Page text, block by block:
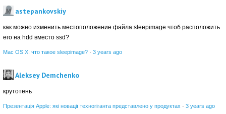
astepankovskiy
как можно изменить местоположение файла sleepimage чтоб расположить
его на hdd вместо ssd?
Mac OS X: что такое sleepimage? · 3 years ago
Aleksey Demchenko
крутотень
Презентація Apple: які новації техногіганта представлено у продуктах · 3 years ago